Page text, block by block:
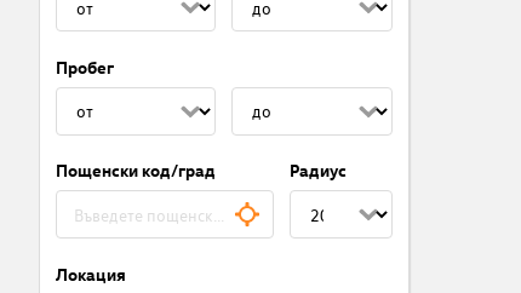
Пробег
Пощенски код/град Радиус
Локация